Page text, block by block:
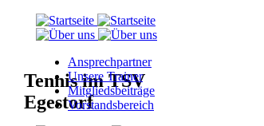
Tennis im TSV
Egestorf
Ansprechpartner
Unsere Trainer
Mitgliedsbeiträge
Vorstandsbereich